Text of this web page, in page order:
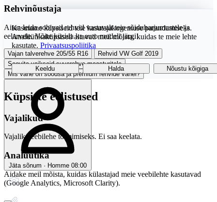
Rehvinõustaja
Aitan leida sobivad rehvid vastavalt teie sõiduharjumustele ja
eelarvele. Võite küsida ka auto mudeli järgi!
Vajan talverehve 205/55 R16
Rehvid VW Golf 2019
Soovita vaikseid suverehve maasturitele
Mis vahe on soodsa ja premium rehvide vahel?
Jäta sõnum · Homme 08:00
Kasutame küpsiseid teie kasutajakogemuse parandamiseks.
Analüütikaküpsised aitavad meil mõista, kuidas te meie lehte
kasutate. Privaatsuspoliitika
Keeldu Halda Nõustu kõigiga
Küpsiste eelistused
Vajalikud
Vajalik veebilehe toimimiseks. Ei saa keelata.
Analüütika
Aidake meil mõista, kuidas külastajad meie veebilehte kasutavad
(Google Analytics, Microsoft Clarity).